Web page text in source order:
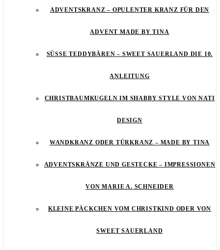
ADVENTSKRANZ – OPULENTER KRANZ FÜR DEN
ADVENT MADE BY TINA
SÜSSE TEDDYBÄREN – SWEET SAUERLAND DIE 10. A
NLEITUNG
CHRISTBAUMKUGELN IM SHABBY STYLE VON NATI
DESIGN
WANDKRANZ ODER TÜRKRANZ – MADE BY TINA
ADVENTSKRÄNZE UND GESTECKE – IMPRESSIONEN
VON MARIE A. SCHNEIDER
KLEINE PÄCKCHEN VOM CHRISTKIND ODER VON
SWEET SAUERLAND